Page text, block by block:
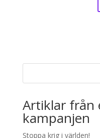
Artiklar från
kampanjen
Stoppa krig i världen!